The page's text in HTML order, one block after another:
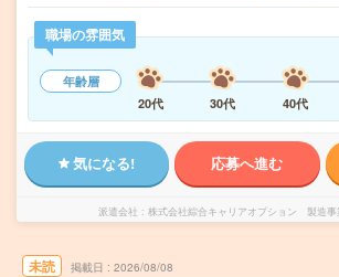
職場の雰囲気
年齢層
20代
30代 40代
気になる! 応募へ進む
派遣会社 株式会社綜合キャリアオプション 製造事
未読 掲載日 2026/08/08